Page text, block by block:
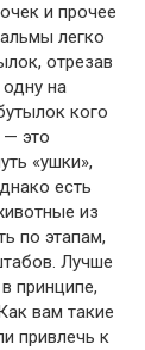
и прочее
легко
отрезав
на
кого
это
«ушки»,
есть
из
по этапам,
Лучше
принципе,
вам такие
привлечь к